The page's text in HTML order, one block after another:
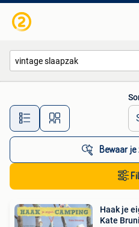
Alle
Bewaar
Haak je
Kate